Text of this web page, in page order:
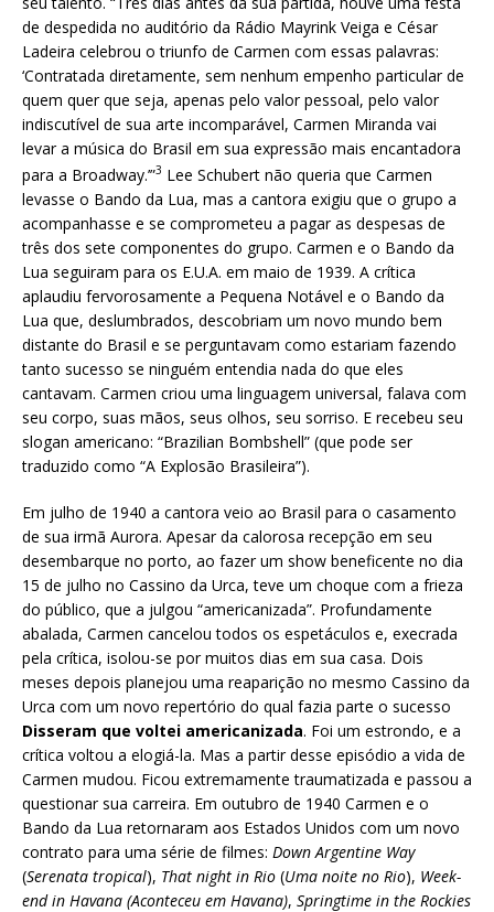
de despedida no auditório da Rádio Mayrink Veiga e César
Ladeira celebrou o triunfo de Carmen com essas palavras:
‘Contratada diretamente, sem nenhum empenho particular de
quem quer que seja, apenas pelo valor pessoal, pelo valor
indiscutível de sua arte incomparável, Carmen Miranda vai
levar a música do Brasil em sua expressão mais encantadora
para a Broadway.’”3 Lee Schubert não queria que Carmen
levasse o Bando da Lua, mas a cantora exigiu que o grupo a
acompanhasse e se comprometeu a pagar as despesas de
três dos sete componentes do grupo. Carmen e o Bando da
Lua seguiram para os E.U.A. em maio de 1939. A crítica
aplaudiu fervorosamente a Pequena Notável e o Bando da
Lua que, deslumbrados, descobriam um novo mundo bem
distante do Brasil e se perguntavam como estariam fazendo
tanto sucesso se ninguém entendia nada do que eles
cantavam. Carmen criou uma linguagem universal, falava com
seu corpo, suas mãos, seus olhos, seu sorriso. E recebeu seu
slogan americano: “Brazilian Bombshell” (que pode ser
traduzido como “A Explosão Brasileira”).
Em julho de 1940 a cantora veio ao Brasil para o casamento
de sua irmã Aurora. Apesar da calorosa recepção em seu
desembarque no porto, ao fazer um show beneficente no dia
15 de julho no Cassino da Urca, teve um choque com a frieza
do público, que a julgou “americanizada”. Profundamente
abalada, Carmen cancelou todos os espetáculos e, execrada
pela crítica, isolou-se por muitos dias em sua casa. Dois
meses depois planejou uma reaparição no mesmo Cassino da
Urca com um novo repertório do qual fazia parte o sucesso
Disseram que voltei americanizada. Foi um estrondo, e a
crítica voltou a elogiá-la. Mas a partir desse episódio a vida de
Carmen mudou. Ficou extremamente traumatizada e passou a
questionar sua carreira. Em outubro de 1940 Carmen e o
Bando da Lua retornaram aos Estados Unidos com um novo
contrato para uma série de filmes: Down Argentine Way
(Serenata tropical), That night in Rio (Uma noite no Rio), Week-
end in Havana (Aconteceu em Havana), Springtime in the Rockies